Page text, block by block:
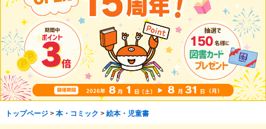
トップページ> 本・コミック > 絵本・児童書